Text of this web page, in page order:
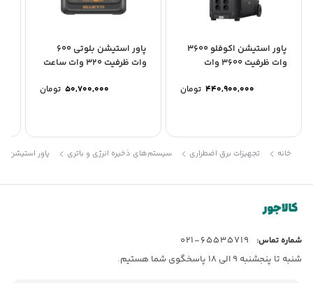
پاور استیشن اکوفلو 3600
وات ظرفیت 3600 وات
440,900,000 تومان
پاور استیشن بلوتی 600
وات ظرفیت 320 وات ساعت
50,700,000 تومان
خانه تجهیزات برق اضطراری سیستم‌های ذخیره انرژی و باتری پاور استیشن
شماره تماس:
65535719-021
شنبه تا پنجشنبه 9 الی 18 پاسخگوی شما هستیم.